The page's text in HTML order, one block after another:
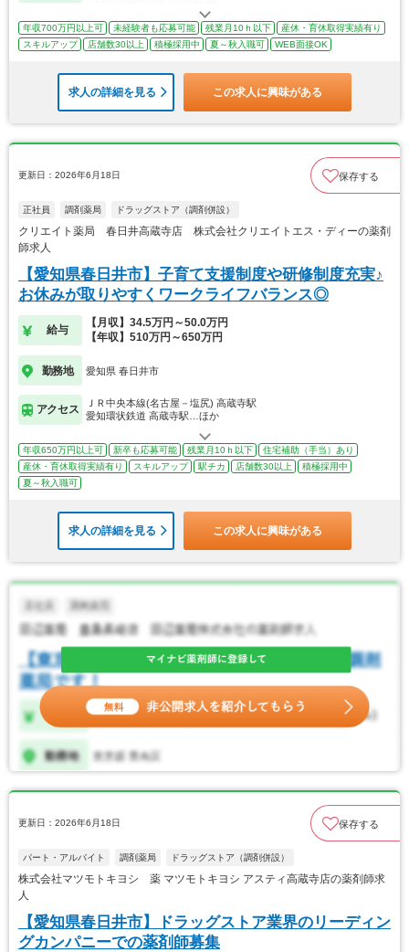
年収700万円以上可 未経験者も応募可能 残業月10ｈ以下
産休・育休取得実績有り
スキルアップ
店舗数30以上 積極採用中 夏～秋入職可 WEB面接OK
求人の詳細を見る この求人に興味がある
更新日：2026年6月18日 保存する
正社員 調剤薬局 ドラッグストア（調剤併設）
クリエイト薬局 春日井高蔵寺店 株式会社クリエイトエス・ディーの薬剤
師求人
【愛知県春日井市】子育て支援制度や研修制度充実♪
お休みが取りやすくワークライフバランス◎
給与
【月収】34.5万円～50.0万円
【年収】510万円～650万円
勤務地 愛知県 春日井市
アクセス
ＪＲ中央本線(名古屋－塩尻) 高蔵寺駅
愛知環状鉄道 高蔵寺駅…ほか
年収650万円以上可 新卒も応募可能 残業月10ｈ以下
住宅補助（手当）あり
産休・育休取得実績有り
スキルアップ 駅チカ 店舗数30以上
積極採用中
夏～秋入職可
求人の詳細を見る この求人に興味がある
更新日：2026年6月18日 保存する
パート・アルバイト 調剤薬局 ドラッグストア（調剤併設）
株式会社マツモトキヨシ 薬 マツモトキヨシ アスティ高蔵寺店の薬剤師求
人
【愛知県春日井市】ドラッグストア業界のリーディン
グカンパニーでの薬剤師募集